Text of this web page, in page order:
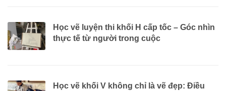
Học vẽ luyện thi khối H cấp tốc – Góc nhìn
thực tế từ người trong cuộc
Học vẽ khối V không chỉ là vẽ đẹp: Điều